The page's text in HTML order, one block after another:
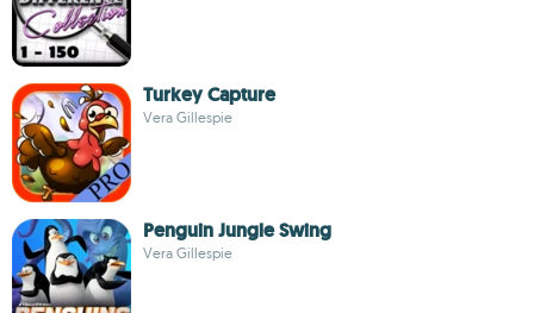
Turkey Capture
Vera Gillespie
Penguin Jungle Swing
Vera Gillespie